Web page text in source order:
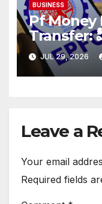
BUSINESS
Pf Money
Transfer:
ఊరట…
JUL 29, 2026
Leave a
Your email
Required fields